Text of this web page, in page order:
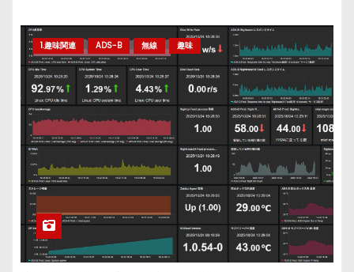
1.趣味関連 ADS-B 無線 趣味